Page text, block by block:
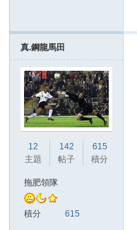
真.鋼龍馬田
12
主題
142
帖子
615
積分
拖肥領隊
積分 615